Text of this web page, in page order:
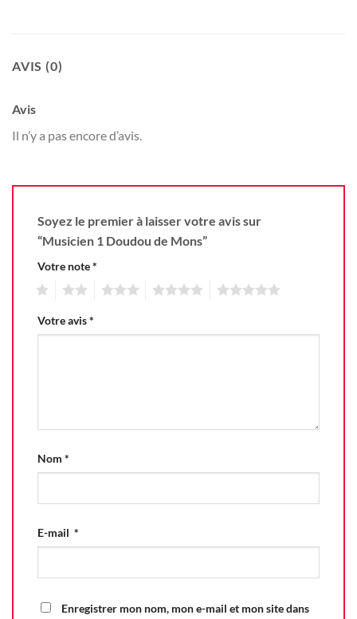
AVIS (0)
Avis
Il n’y a pas encore d’avis.
Soyez le premier à laisser votre avis sur
“Musicien 1 Doudou de Mons”
Votre note*
Votre avis*
Nom *
E-mail *
Enregistrer mon nom, mon e-mail et mon site dans